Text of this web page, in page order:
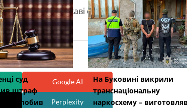
новини та цікаві статті у вашому телефоні
Google AI
Perplexity
суд
штраф
що побив
На Буковині викрили
транснаціональну
наркосхему – виготовляв